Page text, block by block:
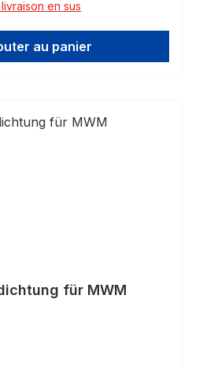
en sus
au panier
für MWM